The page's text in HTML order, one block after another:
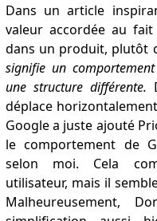
Dans un article
valeur accordée au
dans un produit, plutôt
signifie un
une structure différente.
déplace
Google a juste ajouté
le comportement de
selon moi. Cela
utilisateur, mais il
Malheureusement,